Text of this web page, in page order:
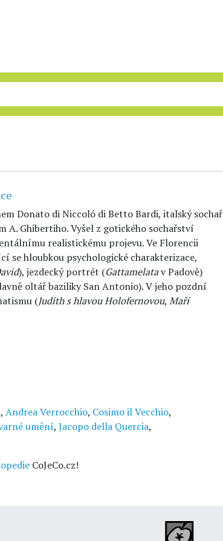
Donato di Niccoló di Betto Bardi, italský sochař
A. Ghibertiho. Vyšel z gotického sochařství
realistickému projevu. Ve Florencii
se hloubkou psychologické charakterizace,
), jezdecký portrét (Gattamelatav Padově)
oltář baziliky San Antonio). V jeho pozdní
(Judith s hlavou Holofernovou, Maří
, Andrea Verrocchio, Cosimo il Vecchio,
umění, Jacopo della Quercia,
CoJeCo.cz!